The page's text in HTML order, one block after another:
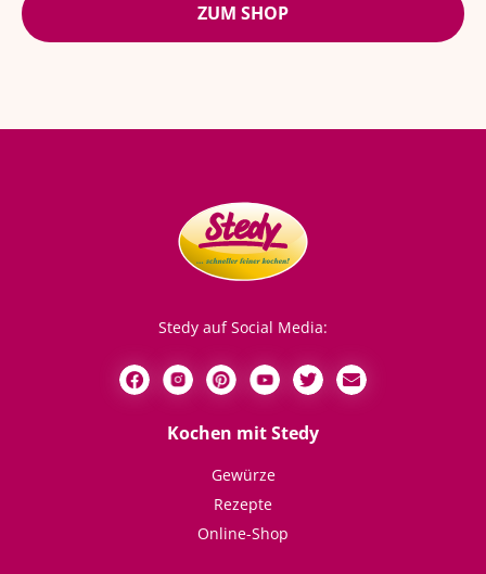
ZUM SHOP
Stedy auf Social Media:
Kochen mit Stedy
Gewürze
Rezepte
Online-Shop